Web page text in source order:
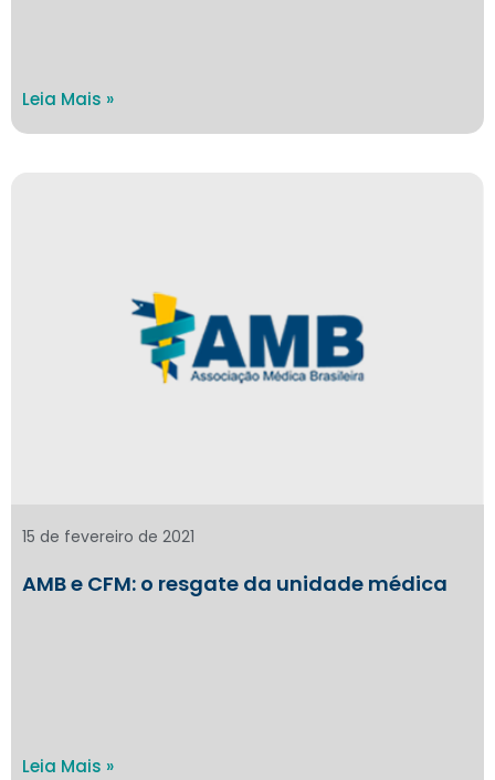
Leia Mais »
AMB e CFM: o resgate da unidade médica
15 de fevereiro de 2021
Leia Mais »